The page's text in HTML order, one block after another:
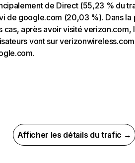
de Direct (55,23 % du
de google.com (20,03 %). Dans la
cas, après avoir visité verizon.com,
vont sur
Afficher les détails du trafic →